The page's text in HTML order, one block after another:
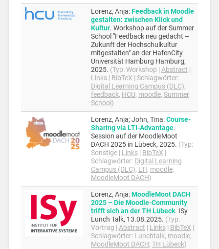
Lorenz, Anja:Feedback in Moodle
gestalten: zwischen Klick und
Kultur. Workshop auf der Summer
School "Feedback neu gedacht –
Zukunft der Hochschulkultur
mitgestalten" an der HafenCity
Universität Hamburg Hamburg,
2025. (Typ:Workshop | Abstract |
Links| BibTeX | Schlagwörter:
Digital Learning Campus (DLC),
feedback, HCU, moodle, Summer
School)
Lorenz, Anja; John, Tina:Course-
Sharing via LTI-Advantage.
Session auf der MoodleMoot
DACH 2025 in Lübeck, 2025. (Typ:
Sonstige| Links| BibTeX |
Schlagwörter: Digital Learning
Campus (DLC), LTI, moodle,
MoodleMoot DACH)
Lorenz, Anja:MoodleMoot DACH
2025 – Die Moodle-Community
trifft sich an der TH Lübeck. ISy
Lunch Talk, 13.08.2025. (Typ:
Vortrag | Abstract | Links| BibTeX |
Schlagwörter: Lunchtalk, moodle,
MoodleMoot DACH, TH Lübeck)